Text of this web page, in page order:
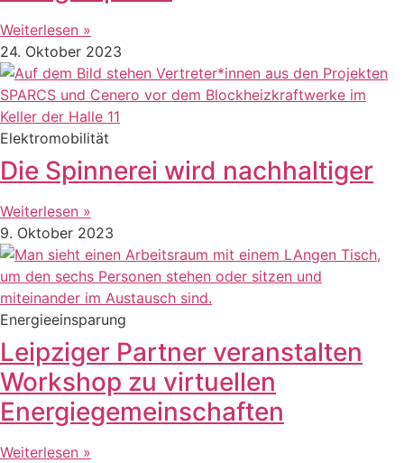
Weiterlesen »
24. Oktober 2023
Elektromobilität
Die Spinnerei wird nachhaltiger
Weiterlesen »
9. Oktober 2023
Energieeinsparung
Leipziger Partner veranstalten
Workshop zu virtuellen
Energiegemeinschaften
Weiterlesen »